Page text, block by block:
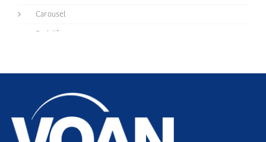
Carousel
Bedrijf
CSS
Interessant
Secties
Actueel
Downloads